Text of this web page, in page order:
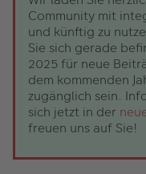
Community mit
und künftig zu
Sie sich gerade
2025 für neue
dem kommenden
zugänglich sein.
sich jetzt in der
freuen uns auf Sie!